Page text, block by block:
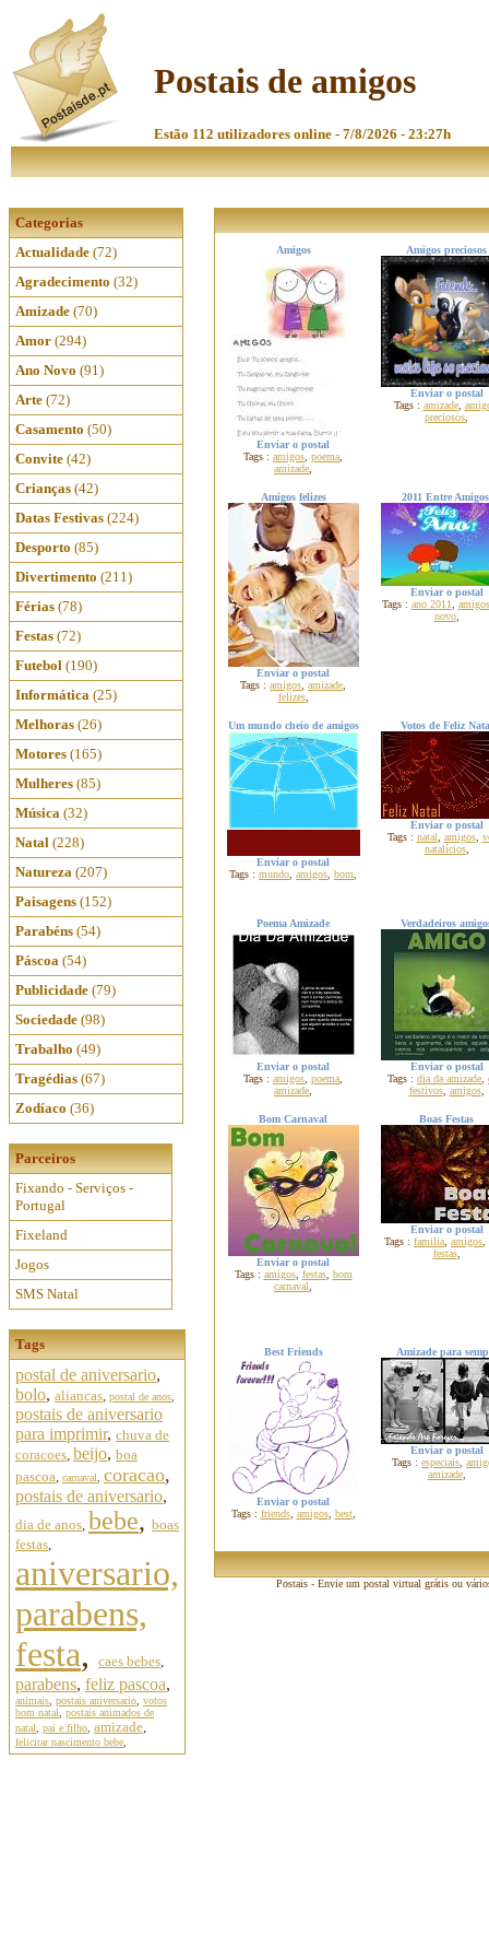
Postais de amigos
Estão 112 utilizadores online - 7/8/2026 - 23:27h
Categorias
Actualidade (72)
Agradecimento (32)
Amizade (70)
Amor (294)
Ano Novo (91)
Arte (72)
Casamento (50)
Convite (42)
Crianças (42)
Datas Festivas (224)
Desporto (85)
Divertimento (211)
Férias (78)
Festas (72)
Futebol (190)
Informática (25)
Melhoras (26)
Motores (165)
Mulheres (85)
Música (32)
Natal (228)
Natureza (207)
Paisagens (152)
Parabéns (54)
Páscoa (54)
Publicidade (79)
Sociedade (98)
Trabalho (49)
Tragédias (67)
Zodíaco (36)
Parceiros
Fixando - Serviços -
Portugal
Fixeland
Jogos
SMS Natal
Tags
postal de aniversario,
bolo, aliancas, postal de anos
postais de aniversario
para imprimir, chuva de
coracoes, beijo, boa
pascoa, carnaval coracao,
postais de aniversario,
dia de anos, bebe, boas
festas,
aniversario,
parabens,
festa, caes bebes,
parabens, feliz pascoa,
animais postais aniversario votos
bom natal
postais animados de
natal
pai e filho amizade,
felicitar nascimento bebe
Amigos
Enviar o postal
Tags : amigos poema
amizade
Amigos preciosos
Enviar o postal
Tags : amizade,
preciosos
Amigos felizes
Enviar o postal
Tags : amigos amizade
felizes,
2011 Entre
Enviar o postal
Tags : ano 2011
amigos
novo,
Um mundo cheio de amigos
Enviar o postal
Tags : mundo amigos bom
Votos de Feliz
Enviar o postal
Tags : natal amigos,
natalícios,
Poema Amizade
Enviar o postal
Tags : amigos poema
amizade
Verdadeiros
Enviar o postal
Tags : dia da amizade
festivos, amigos,
Bom Carnaval
Enviar o postal
Tags : amigos, festas, bom
carnaval
Boas Festas
Enviar o postal
Tags : familia amigos
festas,
Best Friends
Enviar o postal
Tags : friends, amigos, best,
Amizade para
Enviar o postal
Tags : especiais
amizade,
Postais - Envie um postal virtual grátis ou